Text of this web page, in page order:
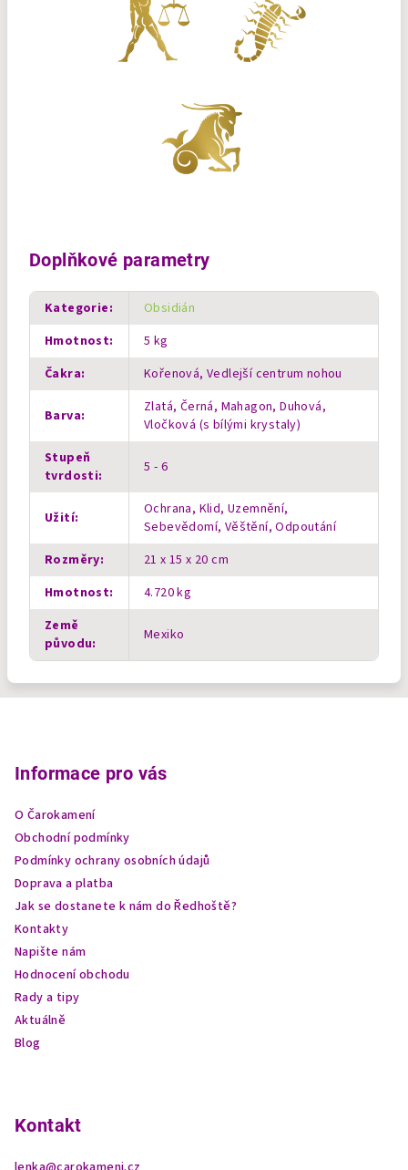
Doplňkové parametry
Kategorie:
Obsidián
Hmotnost:
5 kg
Čakra: Kořenová, Vedlejší centrum nohou
Barva:
Zlatá, Černá, Mahagon, Duhová,
Vločková (s bílými krystaly)
Stupeň
tvrdosti: 5 - 6
Užití:
Ochrana, Klid, Uzemnění,
Sebevědomí, Věštění, Odpoutání
Rozměry:
21 x 15 x 20 cm
Hmotnost:
4.720 kg
Země
původu: Mexiko
Informace pro vás
O Čarokamení
Obchodní podmínky
Podmínky ochrany osobních údajů
Doprava a platba
Jak se dostanete k nám do Ředhoště?
Kontakty
Napište nám
Hodnocení obchodu
Rady a tipy
Aktuálně
Blog
Kontakt